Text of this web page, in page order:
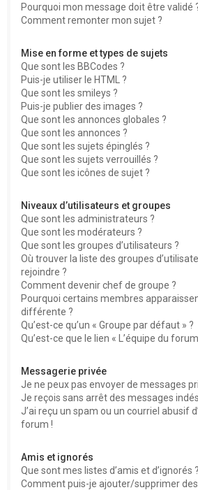
Pourquoi mon message doit être validé
Comment remonter mon sujet ?
Mise en forme et types de sujets
Que sont les BBCodes ?
Puis-je utiliser le HTML ?
Que sont les smileys ?
Puis-je publier des images ?
Que sont les annonces globales ?
Que sont les annonces ?
Que sont les sujets épinglés ?
Que sont les sujets verrouillés ?
Que sont les icônes de sujet ?
Niveaux d’utilisateurs et groupes
Que sont les administrateurs ?
Que sont les modérateurs ?
Que sont les groupes d’utilisateurs ?
Où trouver la liste des groupes
rejoindre ?
Comment devenir chef de groupe ?
Pourquoi certains membres
différente ?
Qu’est-ce qu’un « Groupe par défaut » ?
Qu’est-ce que le lien « L’équipe du
Messagerie privée
Je ne peux pas envoyer de messages
Je reçois sans arrêt des messages
J’ai reçu un spam ou un courriel abusif
forum !
Amis et ignorés
Que sont mes listes d’amis et d’ignorés ?
Comment puis-je ajouter/supprimer